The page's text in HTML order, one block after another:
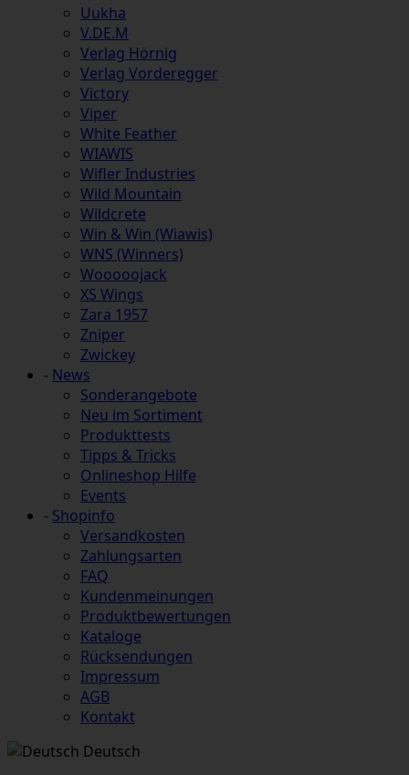
Uukha
V.DE.M
Verlag Hörnig
Verlag Vorderegger
Victory
Viper
White Feather
WIAWIS
Wifler Industries
Wild Mountain
Wildcrete
Win & Win (Wiawis)
WNS (Winners)
Wooooojack
XS Wings
Zara 1957
Zniper
Zwickey
- News
Sonderangebote
Neu im Sortiment
Produkttests
Tipps & Tricks
Onlineshop Hilfe
Events
- Shopinfo
Versandkosten
Zahlungsarten
FAQ
Kundenmeinungen
Produktbewertungen
Kataloge
Rücksendungen
Impressum
AGB
Kontakt
Deutsch